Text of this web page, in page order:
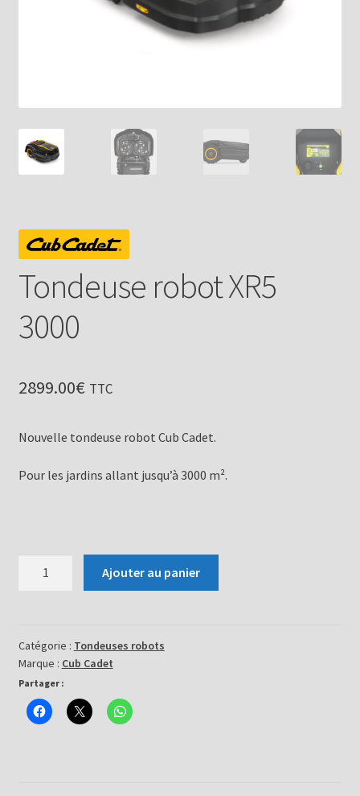
Tondeuse robot XR5
3000
2899.00€ TTC
Nouvelle tondeuse robot Cub Cadet.
Pour les jardins allant jusqu’à 3000 m².
XR5
3000
Ajouter au panier
Catégorie : Tondeuses robots
Marque : Cub Cadet
Partager :